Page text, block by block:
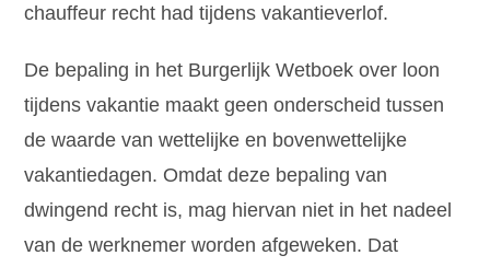
chauffeur recht had tijdens vakantieverlof.
De bepaling in het Burgerlijk Wetboek over loon
tijdens vakantie maakt geen onderscheid tussen
de waarde van wettelijke en bovenwettelijke
vakantiedagen. Omdat deze bepaling van
dwingend recht is, mag hiervan niet in het nadeel
van de werknemer worden afgeweken. Dat